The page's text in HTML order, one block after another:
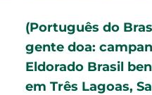
(Português do
gente doa:
Eldorado Brasil
em Três Lagoas,